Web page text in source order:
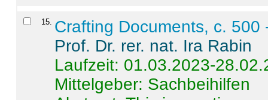
15 Crafting Documents, c. 500
Prof. Dr. rer. nat. Ira Rabin
Laufzeit: 01.03.2023-
Mittelgeber: Sachbeihilfen